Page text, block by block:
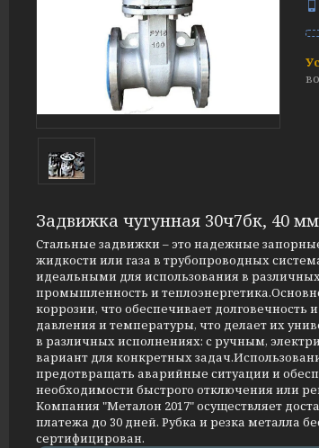
Задвижка чугунная 30ч7бк, 40
Стальные задвижки – это надежные
жидкости или газа в трубопроводных
идеальными для использования в
промышленность и
коррозии, что обеспечивает
давления и температуры, что делает их
в различных исполнениях: с ручным,
вариант для конкретных
предотвращать аварийные ситуации и
необходимости быстрого отключения или
Компания "Металон 2017" осуществляет
платежа до 30 дней. Рубка и резка металла
сертифицирован.